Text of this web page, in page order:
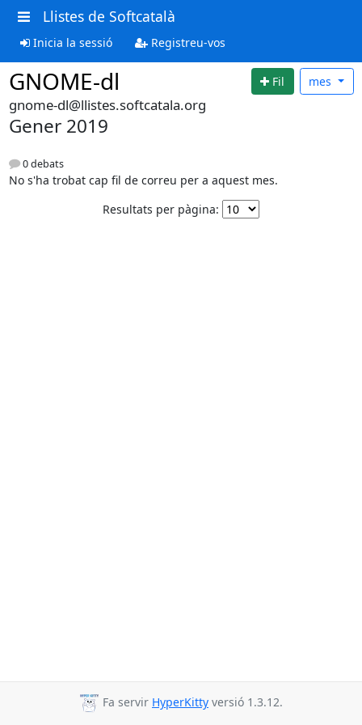
Llistes de Softcatalà
Inicia la sessió Registreu-vos
GNOME-dl Fil mes
gnome-dl@llistes.softcatala.org
Gener 2019
0 debats
No s'ha trobat cap fil de correu per a aquest mes.
Resultats per pàgina:
Fa servir HyperKitty versió 1.3.12.